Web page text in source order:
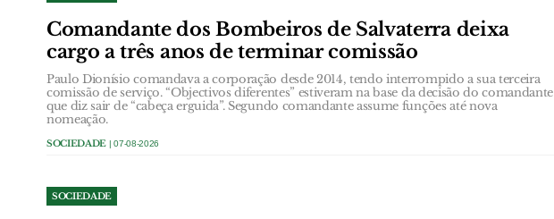
Comandante dos Bombeiros de Salvaterra deixa
cargo a três anos de terminar comissão
Paulo Dionísio comandava a corporação desde 2014, tendo interrompido a sua terceira
comissão de serviço. “Objectivos diferentes” estiveram na base da decisão do comandante
que diz sair de “cabeça erguida”. Segundo comandante assume funções até nova
nomeação.
SOCIEDADE | 07-08-2026
SOCIEDADE